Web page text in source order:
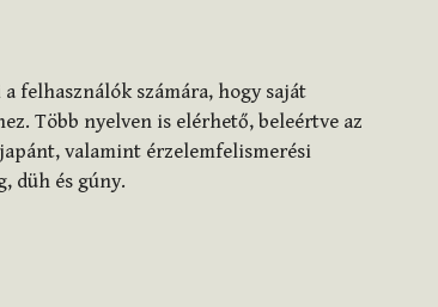
felhasználók számára, hogy saját
Több nyelven is elérhető, beleértve az
valamint érzelemfelismerési
düh és gúny.